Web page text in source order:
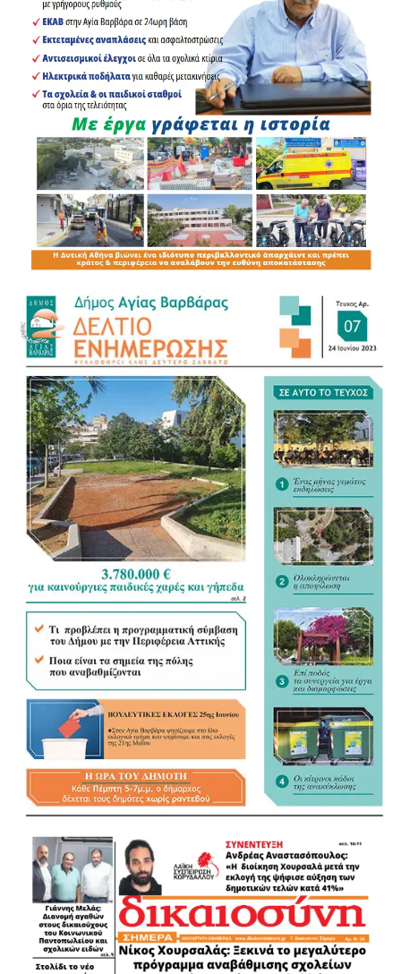
19 παραβάσεις για μη χρήση κράνους
6 παραβάσεις για μη χρήση ζώνης ασφαλείας
5 περιπτώσεις στέρησης άδειας οδήγησης
4 παραβάσεις για χρήση κινητού τηλεφώνου
κατά την οδήγηση
1 παράβαση σχετική με ΚΤΕΟ
1 παραβίαση απαγορευτικής πινακίδας
1 παράβαση για επίδειξη οδηγικής ικανότητας
25 λοιπές παραβάσεις του ΚΟΚ
ιδιαίτερα γύρω από το Μετρό, τους κεντρικούς δρόμους
και τα σχολικά συγκροτήματα, ενισχύει την πρόληψη και
την αποτροπή παραβατικών συμπεριφορών.
Οι συστηματικοί έλεγχοι συμβάλλουν ουσιαστικά στην
προστασία των κατοίκων, των πεζών και των οδηγών,
ενώ στέλνουν σαφές μήνυμα ότι επικίνδυνες και
παραβατικές συμπεριφορές δεν θα μένουν ανεξέλεγκτες.
Η Αγία Βαρβάρα αποκτά καθημερινά ισχυρότερη
αστυνομική παρουσία και ένα ενισχυμένο πλέγμα
ασφάλειας για όλους τους πολίτες.